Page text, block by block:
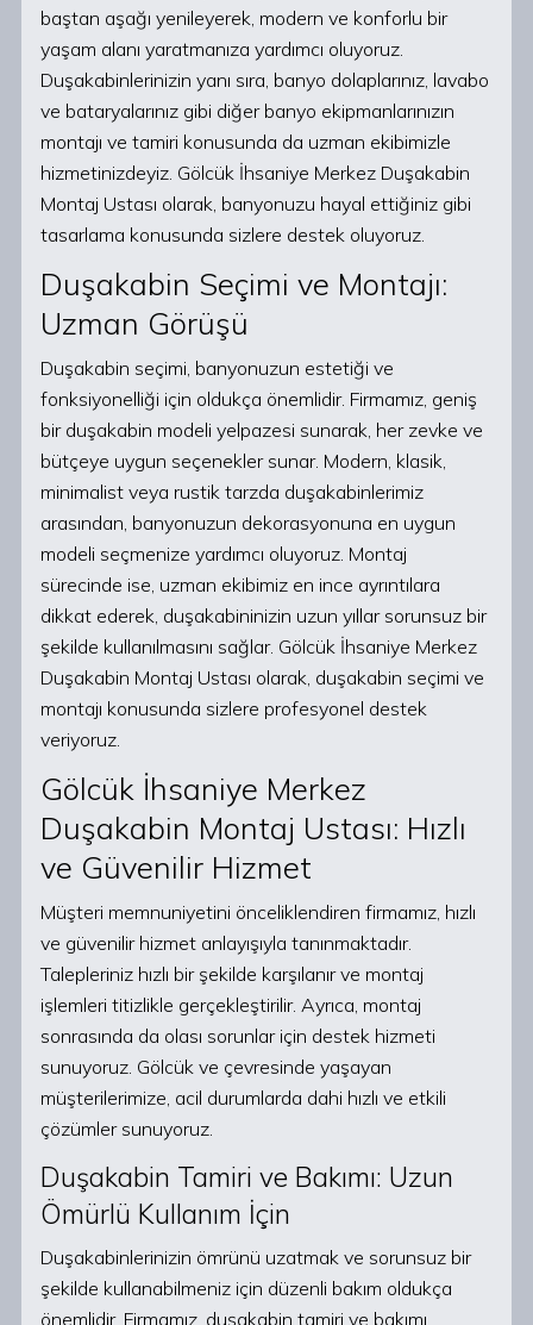
baştan aşağı yenileyerek, modern ve konforlu bir
yaşam alanı yaratmanıza yardımcı oluyoruz.
Duşakabinlerinizin yanı sıra, banyo dolaplarınız, lavabo
ve bataryalarınız gibi diğer banyo ekipmanlarınızın
montajı ve tamiri konusunda da uzman ekibimizle
hizmetinizdeyiz. Gölcük İhsaniye Merkez Duşakabin
Montaj Ustası olarak, banyonuzu hayal ettiğiniz gibi
tasarlama konusunda sizlere destek oluyoruz.
Duşakabin Seçimi ve Montajı:
Uzman Görüşü
Duşakabin seçimi, banyonuzun estetiği ve
fonksiyonelliği için oldukça önemlidir. Firmamız, geniş
bir duşakabin modeli yelpazesi sunarak, her zevke ve
bütçeye uygun seçenekler sunar. Modern, klasik,
minimalist veya rustik tarzda duşakabinlerimiz
arasından, banyonuzun dekorasyonuna en uygun
modeli seçmenize yardımcı oluyoruz. Montaj
sürecinde ise, uzman ekibimiz en ince ayrıntılara
dikkat ederek, duşakabininizin uzun yıllar sorunsuz bir
şekilde kullanılmasını sağlar. Gölcük İhsaniye Merkez
Duşakabin Montaj Ustası olarak, duşakabin seçimi ve
montajı konusunda sizlere profesyonel destek
veriyoruz.
Gölcük İhsaniye Merkez
Duşakabin Montaj Ustası: Hızlı
ve Güvenilir Hizmet
Müşteri memnuniyetini önceliklendiren firmamız, hızlı
ve güvenilir hizmet anlayışıyla tanınmaktadır.
Talepleriniz hızlı bir şekilde karşılanır ve montaj
işlemleri titizlikle gerçekleştirilir. Ayrıca, montaj
sonrasında da olası sorunlar için destek hizmeti
sunuyoruz. Gölcük ve çevresinde yaşayan
müşterilerimize, acil durumlarda dahi hızlı ve etkili
çözümler sunuyoruz.
Duşakabin Tamiri ve Bakımı: Uzun
Ömürlü Kullanım İçin
Duşakabinlerinizin ömrünü uzatmak ve sorunsuz bir
şekilde kullanabilmeniz için düzenli bakım oldukça
önemlidir. Firmamız, duşakabin tamiri ve bakımı